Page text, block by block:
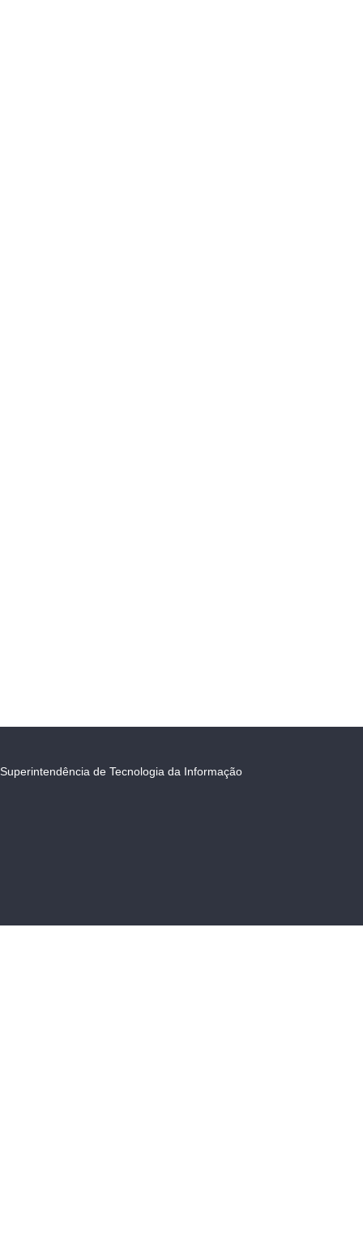
Superintendência de Tecnologia da Informação